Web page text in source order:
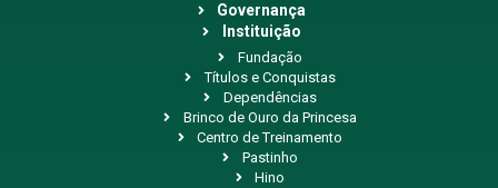
Governança
Instituição
Fundação
Títulos e Conquistas
Dependências
Brinco de Ouro da Princesa
Centro de Treinamento
Pastinho
Hino